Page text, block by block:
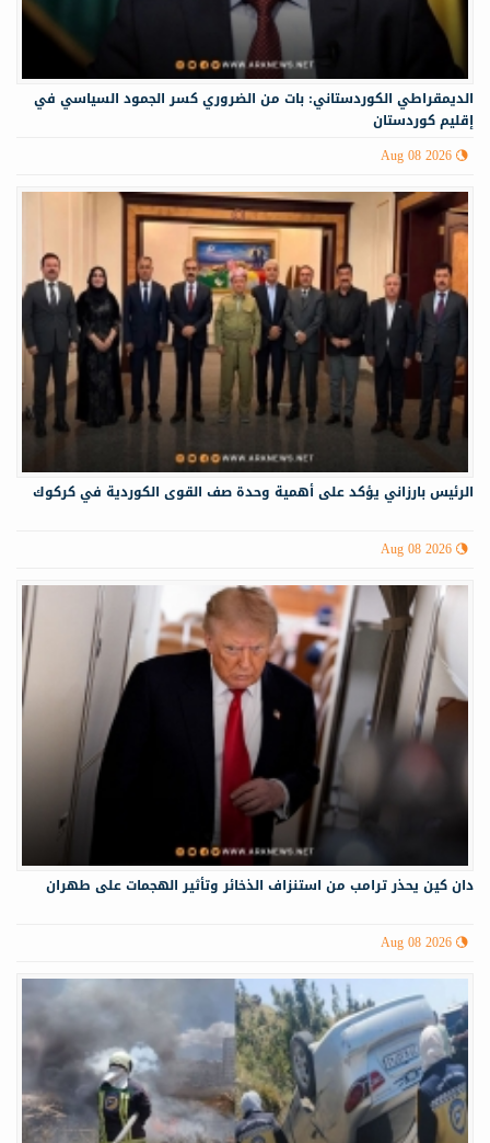
الديمقراطي الكوردستاني: بات من الضروري كسر الجمود السياسي في
إقليم كوردستان
Aug 08 2026
الرئيس بارزاني يؤكد على أهمية وحدة صف القوى الكوردية في كركوك
Aug 08 2026
دان كين يحذر ترامب من استنزاف الذخائر وتأثير الهجمات على طهران
Aug 08 2026